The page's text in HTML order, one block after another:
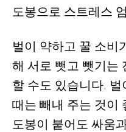
도봉으로 스트레스
벌이 약하고 꿀 소비
해 서로 뺏고 뺏기는
할 수도 있습니다.
때는 빼내 주는 것이
도봉이 붙어도 싸움